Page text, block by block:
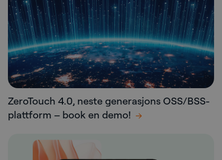
ZeroTouch 4.0, neste generasjons OSS/BSS-
plattform – book en demo!